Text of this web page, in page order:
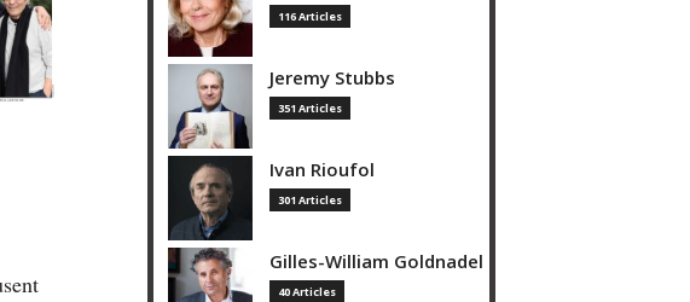
116 Articles
Jeremy Stubbs
351 Articles
Ivan Rioufol
301 Articles
Gilles-William Goldnadel
40 Articles